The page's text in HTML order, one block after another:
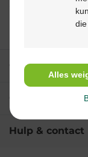
Onze diensten
Over
Hulp & contact
Alles